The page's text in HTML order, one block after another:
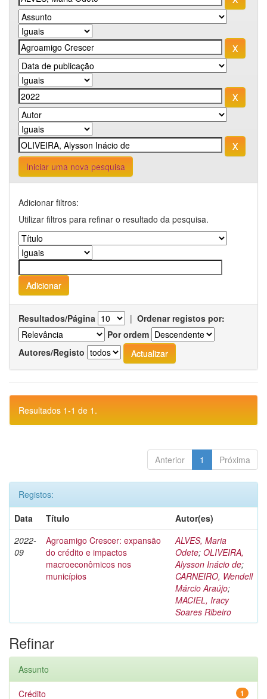
Iniciar uma nova pesquisa
Adicionar filtros:
Utilizar filtros para refinar o resultado da pesquisa.
Resultados/Página | Ordenar registos por:
Por ordem
Autores/Registo
Resultados 1-1 de 1.
Anterior 1 Próxima
Registos:
Data
Título
Autor(es)
2022-
09
Agroamigo Crescer: expansão
do crédito e impactos
macroeconômicos nos
municípios
ALVES, Maria
Odete; OLIVEIRA,
Alysson Inácio de;
CARNEIRO, Wendell
Márcio Araújo;
MACIEL, Iracy
Soares Ribeiro
Refinar
Assunto
1
Crédito